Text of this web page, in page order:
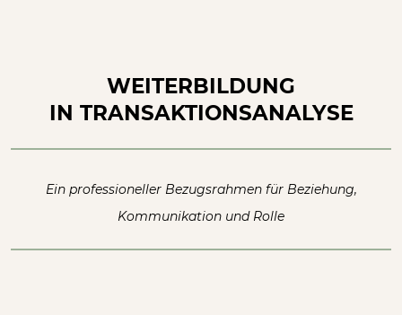
WEITERBILDUNG
IN TRANSAKTIONSANALYSE
Ein professioneller Bezugsrahmen für Beziehung,
Kommunikation und Rolle